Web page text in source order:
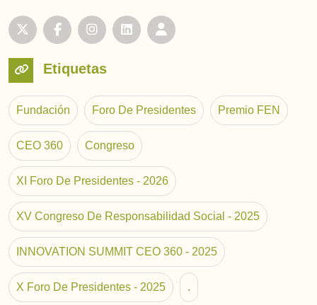
Etiquetas
Fundación Foro De Presidentes Premio FEN
CEO 360 Congreso
XI Foro De Presidentes - 2026
XV Congreso De Responsabilidad Social - 2025
INNOVATION SUMMIT CEO 360 - 2025
X Foro De Presidentes - 2025 .